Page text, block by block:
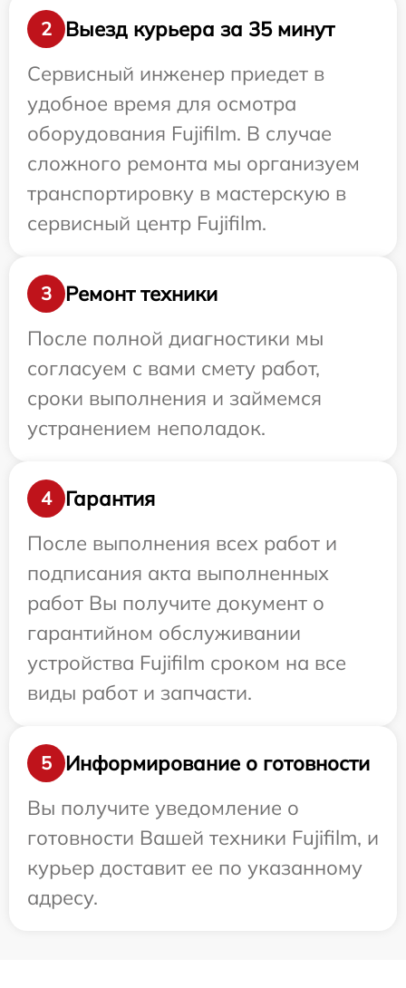
2
Выезд курьера за 35 минут
Сервисный инженер приедет в
удобное время для осмотра
оборудования Fujifilm. В случае
сложного ремонта мы организуем
транспортировку в мастерскую в
сервисный центр Fujifilm.
3
Ремонт техники
После полной диагностики мы
согласуем с вами смету работ,
сроки выполнения и займемся
устранением неполадок.
4
Гарантия
После выполнения всех работ и
подписания акта выполненных
работ Вы получите документ о
гарантийном обслуживании
устройства Fujifilm сроком на все
виды работ и запчасти.
5
Информирование о готовности
Вы получите уведомление о
готовности Вашей техники Fujifilm, и
курьер доставит ее по указанному
адресу.